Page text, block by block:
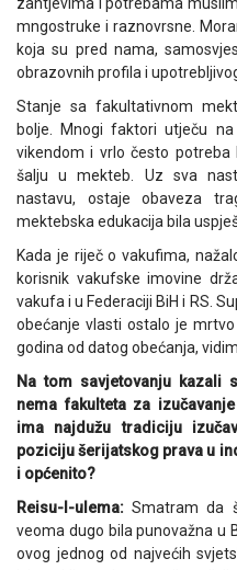
mngostruke i raznovrsne.
koja su pred nama,
obrazovnih profila i
Stanje sa fakultativnom
bolje. Mnogi faktori utječu
vikendom i vrlo često
šalju u mekteb. Uz sva
nastavu, ostaje obaveza
mektebska edukacija bila
Kada je riječ o vakufima,
korisnik vakufske imovine
vakufa i u Federaciji BiH i RS.
obećanje vlasti ostalo je
godina od datog obećanja,
Na tom savjetovanju kazali
nema fakulteta za
ima najdužu tradiciju
poziciju šerijatskog prava u
i općenito?
Reisu-l-ulema: Smatram da
veoma dugo bila punovažna u
ovog jednog od najvećih